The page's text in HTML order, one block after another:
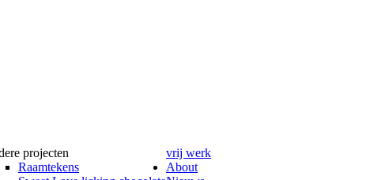
vrij werk
projecten
Raamtekens
About